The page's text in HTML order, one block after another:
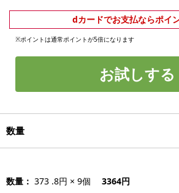
dカードでお支払ならポイ
※ポイントは通常ポイントが5倍になります
お試しする
数量
数量： 373 .8円 × 9個 3364円